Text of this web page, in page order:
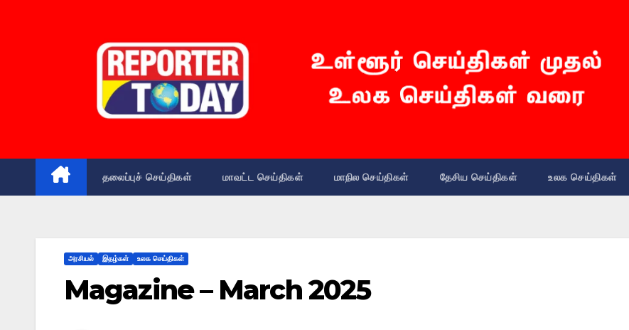
தலைப்புச் செய்திகள் மாவட்ட செய்திகள் மாநில செய்திகள் தேசிய செய்திகள் உலக செய்திகள்
அரசியல் இதழ்கள் உலக செய்திகள்
Magazine – March 2025